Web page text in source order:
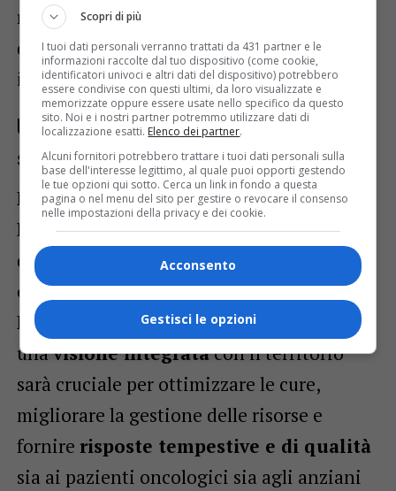
rispondere in modo efficace alle esigenze
di una popolazione in continuo
invecchiamento.
Un nuovo modello di governance
sanitaria
La prospettiva delineata all’interno della
Rete oncologicaè quindi solo un tassello
di un più ampio
riordinodel
ospedalieroe socio-sanitario regionale.
Passare da una logica ospedale-centrica a
unavisione integratacon il territorio
sarà cruciale per ottimizzare le cure,
migliorare la gestione delle risorse e
fornire risposte tempestive e di qualità
sia ai pazienti oncologici sia agli anziani
Scopri di più
I tuoi dati personali verranno trattati da 431 partner e le
informazioni raccolte dal tuo dispositivo (come cookie,
identificatori univoci e altri dati del dispositivo) potrebbero
essere condivise con questi ultimi, da loro visualizzate e
memorizzate oppure essere usate nello specifico da questo
sito. Noi e i nostri partner potremmo utilizzare dati di
localizzazione esatti. Elenco dei partner.
Alcuni fornitori potrebbero trattare i tuoi dati personali sulla
base dell'interesse legittimo, al quale puoi opporti gestendo
le tue opzioni qui sotto. Cerca un link in fondo a questa
pagina o nel menu del sito per gestire o revocare il consenso
nelle impostazioni della privacy e dei cookie.
Acconsento
Gestisci le opzioni